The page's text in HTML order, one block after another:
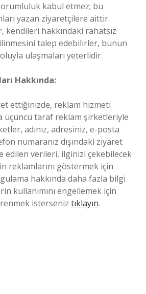
kabul etmez; bu
yazan ziyaretçilere aittir.
kendileri hakkındaki rahatsız
talep edebilirler, bunun
ulaşmaları yeterlidir.
Hakkında:
ettiğinizde, reklam hizmeti
üçüncü taraf reklam şirketleriyle
adınız, adresiniz, e-posta
numaranız dışındaki ziyaret
edilen verileri, ilginizi çekebilecek
reklamlarını göstermek için
hakkında daha fazla bilgi
kullanımını engellemek için
isterseniz tıklayın.